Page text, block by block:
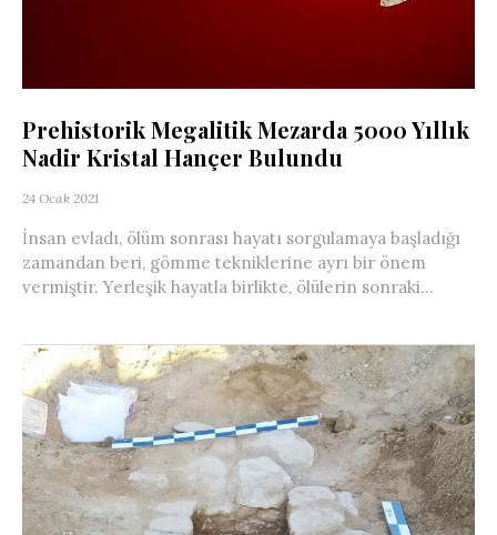
Prehistorik Megalitik Mezarda 5000 Yıllık
Nadir Kristal Hançer Bulundu
24 Ocak 2021
İnsan evladı, ölüm sonrası hayatı sorgulamaya başladığı
zamandan beri, gömme tekniklerine ayrı bir önem
vermiştir. Yerleşik hayatla birlikte, ölülerin sonraki...